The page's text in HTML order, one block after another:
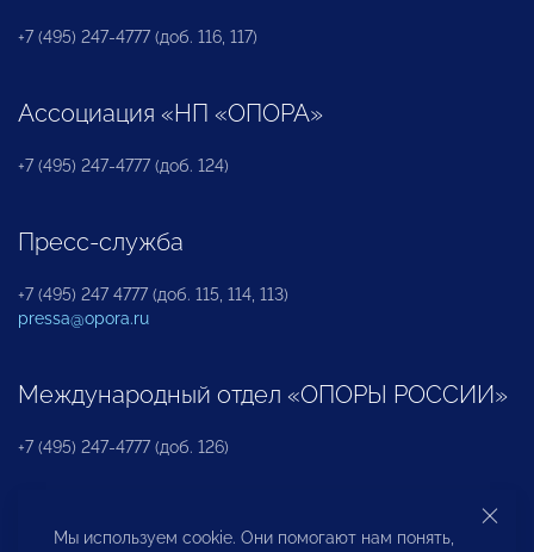
+7 (495) 247-4777 (доб. 116, 117)
Ассоциация «НП «ОПОРА»
+7 (495) 247-4777 (доб. 124)
Пресс-служба
+7 (495) 247 4777 (доб. 115, 114, 113)
pressa@opora.ru
Международный отдел «ОПОРЫ РОССИИ»
+7 (495) 247-4777 (доб. 126)
Бюро по защите прав предпринимателей и
Мы используем cookie. Они помогают нам понять,